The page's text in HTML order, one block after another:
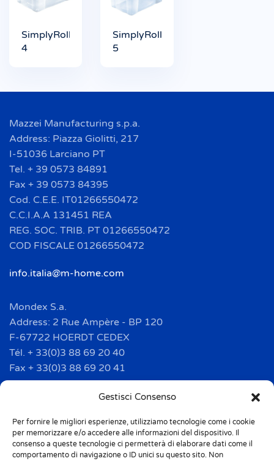
Gestisci Consenso
Per fornire le migliori esperienze, utilizziamo tecnologie come i cookie
per memorizzare e/o accedere alle informazioni del dispositivo. Il
consenso a queste tecnologie ci permetterà di elaborare dati come il
comportamento di navigazione o ID unici su questo sito. Non
SimplyRoller
4
SimplyRoller
5
Mazzei Manufacturing s.p.a.
Address: Piazza Giolitti, 217
I-51036 Larciano PT
Tel. + 39 0573 84891
Fax + 39 0573 84395
Cod. C.E.E. IT01266550472
C.C.I.A.A 131451 REA
REG. SOC. TRIB. PT 01266550472
COD FISCALE 01266550472
info.italia@m-home.com
Mondex S.a.
Address: 2 Rue Ampère - BP 120
F-67722 HOERDT CEDEX
Tél. + 33(0)3 88 69 20 40
Fax + 33(0)3 88 69 20 41
info.france@m-home.com
Mondex Menaje España S.a.
Address: Ctra de Girona, km. 101.5